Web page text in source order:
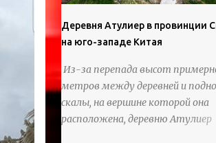
Деревня Атулиер в провинции
на юго-западе Китая
Из-за перепада высот
метров между деревней и
скалы, на вершине которой она
расположена, деревню Атулиер